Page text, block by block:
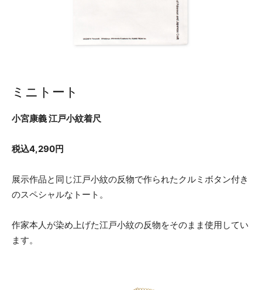
ミニトート
小宮康義 江戸小紋着尺
税込4,290円
展示作品と同じ江戸小紋の反物で作られたクルミボタン付き
のスペシャルなトート。
作家本人が染め上げた江戸小紋の反物をそのまま使用してい
ます。